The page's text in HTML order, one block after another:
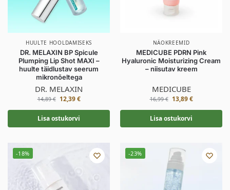
HUULTE HOOLDAMISEKS
DR. MELAXIN BP Spicule
Plumping Lip Shot MAXI –
huulte täidlustav seerum
mikronõeltega
DR. MELAXIN
14,89€ 12,39€
Lisa ostukorvi
NÄOKREEMID
MEDICUBE PDRN Pink
Hyaluronic Moisturizing Cream
– niisutav kreem
MEDICUBE
16,99€ 13,89€
Lisa ostukorvi
-18% -23%